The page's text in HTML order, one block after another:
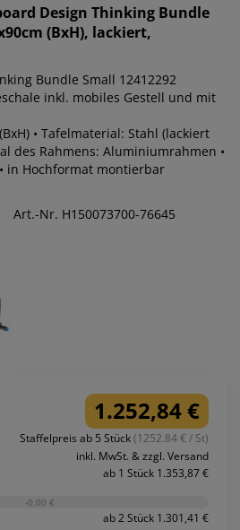
Design Thinking Bundle
(BxH), lackiert,
Bundle Small 12412292
inkl. mobiles Gestell und mit
• Tafelmaterial: Stahl (lackiert
des Rahmens: Aluminiumrahmen •
in Hochformat montierbar
Art.-Nr. H150073700-76645
1.252,84 €
Staffelpreis ab 5 Stück(1252.84 € / St)
inkl. MwSt. & zzgl. Versand
ab 1 Stück 1.353,87 €
-0,00 €
ab 2 Stück 1.301,41 €